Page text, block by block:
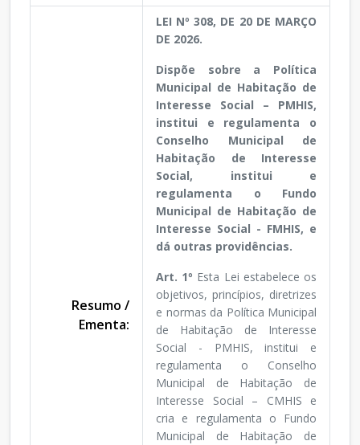
Resumo /
Ementa:
LEI Nº 308, DE 20 DE MARÇO
DE 2026.
Dispõe sobre a Política
Municipal de Habitação de
Interesse Social – PMHIS,
institui e regulamenta o
Conselho Municipal de
Habitação de Interesse
Social, institui e
regulamenta o Fundo
Municipal de Habitação de
Interesse Social - FMHIS, e
dá outras providências.
Art. 1º Esta Lei estabelece os
objetivos, princípios, diretrizes
e normas da Política Municipal
de Habitação de Interesse
Social - PMHIS, institui e
regulamenta o Conselho
Municipal de Habitação de
Interesse Social – CMHIS e
cria e regulamenta o Fundo
Municipal de Habitação de